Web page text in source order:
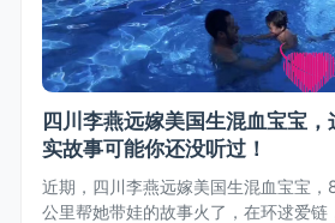
四川李燕远嫁美国生混血宝宝
实故事可能你还没听过！
近期，四川李燕远嫁美国生混血宝宝
公里帮她带娃的故事火了，在环逑爱链